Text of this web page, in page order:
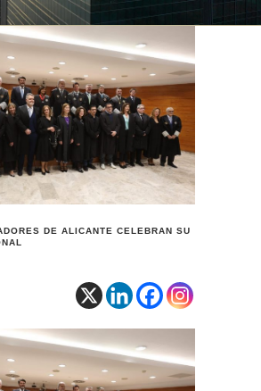
DE ALICANTE CELEBRAN SU